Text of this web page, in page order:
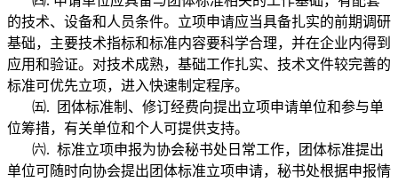
的技术、设备和人员条件。立项申请应当具备扎实的前期调研
基础，主要技术指标和标准内容要科学合理，并在企业内得到
应用和验证。对技术成熟，基础工作扎实、技术文件较完善的
标准可优先立项，进入快速制定程序。
㈤.
团体标准制、修订经费向提出立项申请单位和参与单
位筹措，有关单位和个人可提供支持。
㈥. 标准立项申报为协会秘书处日常工作，团体标准提出
单位可随时向协会提出团体标准立项申请，秘书处根据申报情